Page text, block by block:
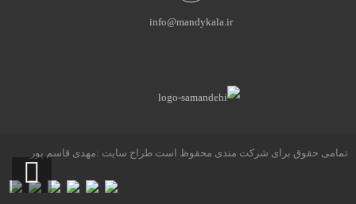
info@mandykala.ir
تمامی حقوق برای شرکت مندی محفوظ است طراح سایت :مهدی قاسم پور